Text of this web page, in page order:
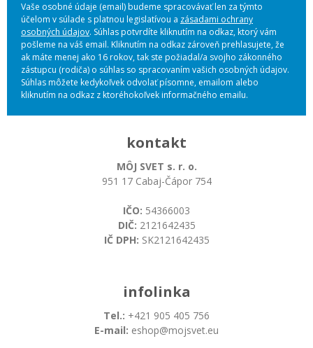
Vaše osobné údaje (email) budeme spracovávať len za týmto
účelom v súlade s platnou legislatívou a zásadami ochrany
osobných údajov. Súhlas potvrdíte kliknutím na odkaz, ktorý vám
pošleme na váš email. Kliknutím na odkaz zároveň prehlasujete, že
ak máte menej ako 16 rokov, tak ste požiadal/a svojho zákonného
zástupcu (rodiča) o súhlas so spracovaním vašich osobných údajov.
Súhlas môžete kedykoľvek odvolať písomne, emailom alebo
kliknutím na odkaz z ktoréhokoľvek informačného emailu.
kontakt
MÔJ SVET s. r. o.
951 17 Cabaj-Čápor 754
IČO: 54366003
DIČ: 2121642435
IČ DPH: SK2121642435
infolinka
Tel.: +421 905 405 756
E-mail: eshop@mojsvet.eu